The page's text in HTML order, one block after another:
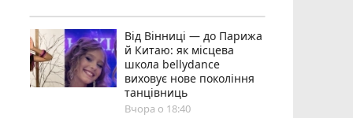
Від Вінниці — до Парижа
й Китаю: як місцева
школа bellydance
виховує нове покоління
танцівниць
Вчора о 18:40